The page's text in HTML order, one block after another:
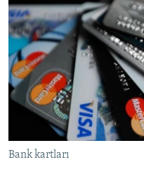
Bank kartları